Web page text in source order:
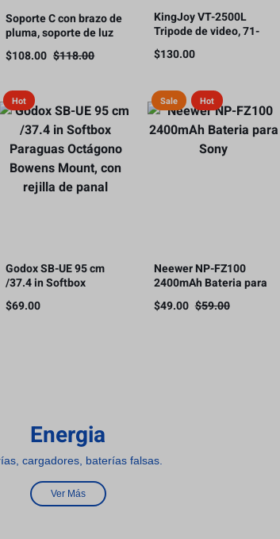
Soporte C con brazo de
pluma, soporte de luz
para fotografía, 3.3 m,
10 kg de carga（Este
gastos de envío.）
$118.00
$108.00
KingJoy VT-2500L
Tripode de video, 71-
180cm, soporte de
carga 11kg.
$130.00
Hot
Godox SB-UE 95 cm
/37.4 in Softbox
Paraguas Octágono
Bowens Mount, con
$69.00
Sale Hot
Neewer NP-FZ100
2400mAh Bateria para
Sony
$59.00
$49.00
Energia
cargadores, baterías falsas.
Ver Más